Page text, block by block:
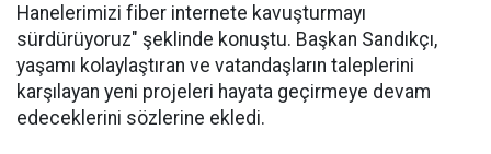
Hanelerimizi fiber internete kavuşturmayı
sürdürüyoruz" şeklinde konuştu. Başkan Sandıkçı,
yaşamı kolaylaştıran ve vatandaşların taleplerini
karşılayan yeni projeleri hayata geçirmeye devam
edeceklerini sözlerine ekledi.